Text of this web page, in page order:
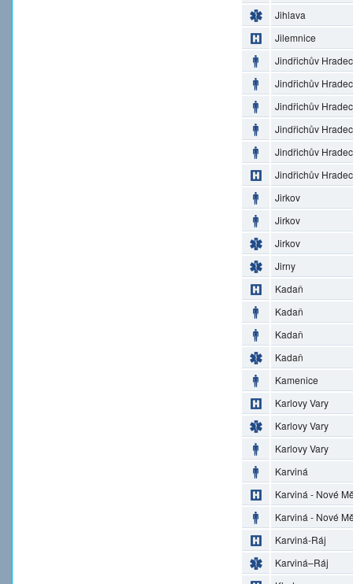
Jihlava
Jilemnice
Jindřichův Hradec
Jindřichův Hradec
Jindřichův Hradec
Jindřichův Hradec
Jindřichův Hradec
Jindřichův Hradec
Jirkov
Jirkov
Jirkov
Jirny
Kadaň
Kadaň
Kadaň
Kadaň
Kamenice
Karlovy Vary
Karlovy Vary
Karlovy Vary
Karviná
Karviná - Nové
Karviná - Nové
Karviná-Ráj
Karviná–Ráj